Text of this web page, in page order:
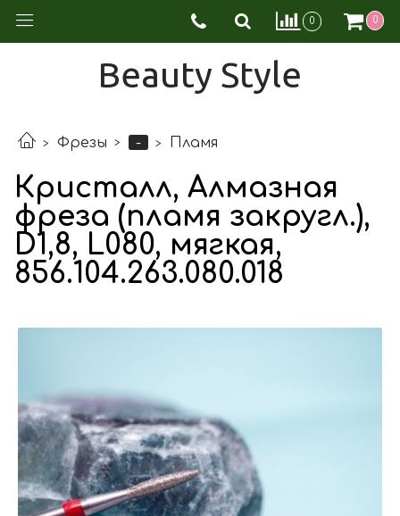
0 0
Beauty Style
Фрезы - Пламя
Кристалл, Алмазная
фреза (пламя закругл.),
D1,8, L080, мягкая,
856.104.263.080.018